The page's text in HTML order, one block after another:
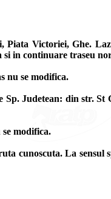
Victoriei, Ghe.
si in continuare traseu
nu se modifica.
Judetean: din str.
modifica.
cunoscuta. La